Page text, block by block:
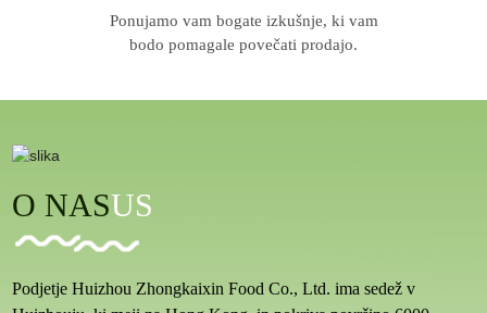
Ponujamo vam bogate izkušnje, ki vam
bodo pomagale povečati prodajo.
O NASUS
Podjetje Huizhou Zhongkaixin Food Co., Ltd. ima sedež v